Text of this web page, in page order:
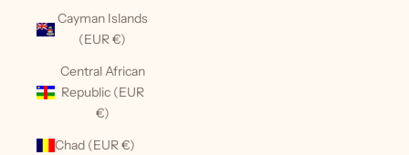
Cayman Islands
(EUR €)
Central African
Republic (EUR
€)
Chad (EUR €)